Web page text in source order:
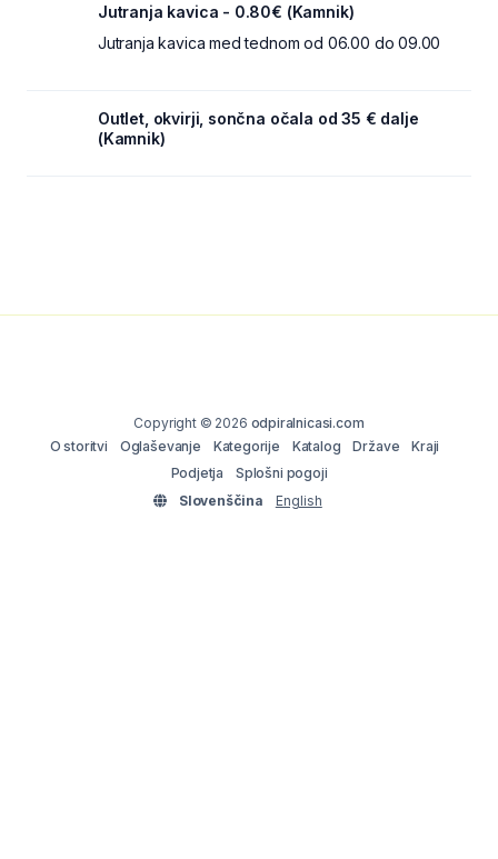
Jutranja kavica - 0.80€ (Kamnik)
Jutranja kavica med tednom od 06.00 do 09.00
Outlet, okvirji, sončna očala od 35 € dalje
(Kamnik)
Copyright © 2026 odpiralnicasi.com
O storitvi
Oglaševanje Kategorije Katalog Države
Kraji
Podjetja
Splošni pogoji
Slovenščina
English